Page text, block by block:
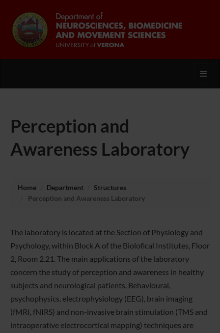
Perception and
Awareness Laboratory
Home Department
Structures
Perception and Awareness Laboratory
The laboratory is located at the Section of Physiology and
Psychology, within Block A of the Biolofical Institutes, Floor
2, Room 2.21. The main applications of the laboratory
concern the study of perception and awareness in healthy
subjects and neurological patients. Behavioural,
psychophysics, electrophysiology (EEG), brain imaging
(fMRI, fNIRS) and non-invasive brain stimulation (TMS and
intraoperative electrocortical mapping) techniques are